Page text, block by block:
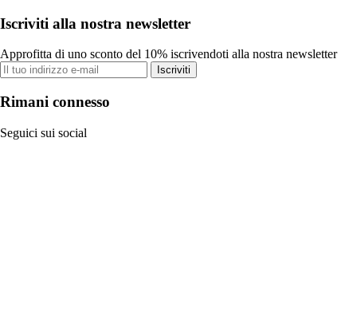
Iscriviti alla nostra newsletter
Approfitta di uno sconto del 10% iscrivendoti alla nostra newsletter
Iscriviti
Rimani connesso
Seguici sui social